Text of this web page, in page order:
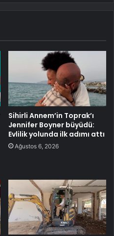
Sihirli Annem’in Toprak’ı
Jennifer Boyner büyüdü:
Evlilik yolunda ilk adımı attı
Ağustos 6, 2026